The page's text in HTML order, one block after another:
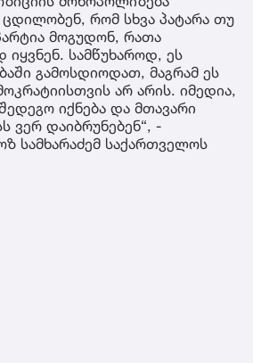
ცდილობენ, რომ სხვა პატარა თუ
მოგუდონ, რათა
იყვნენ. სამწუხაროდ, ეს
გამოსდიოდათ, მაგრამ ეს
არ არის. იმედია,
იქნება და მთავარი
ვერ დაიბრუნებენ“, -
სამხარაძემ საქართველოს